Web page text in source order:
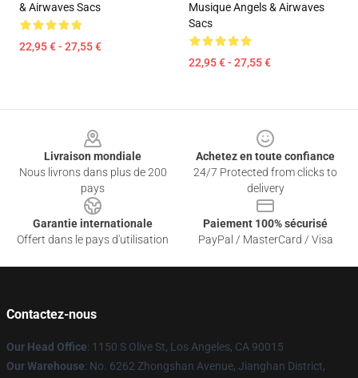
& Airwaves Sacs
22,95 € - 27,55 €
Musique Angels & Airwaves
Sacs
22,95 € - 27,55 €
Livraison mondiale
Nous livrons dans plus de 200
pays
Achetez en toute confiance
24/7 Protected from clicks to
delivery
Garantie internationale
Offert dans le pays d'utilisation
Paiement 100% sécurisé
PayPal / MasterCard / Visa
Contactez-nous
Our Head Office: 1150 S Olive St, Los Angeles, CA 90015
Our Warehouse: No. 6262 Zhongshan Avenue, Jianghan District,